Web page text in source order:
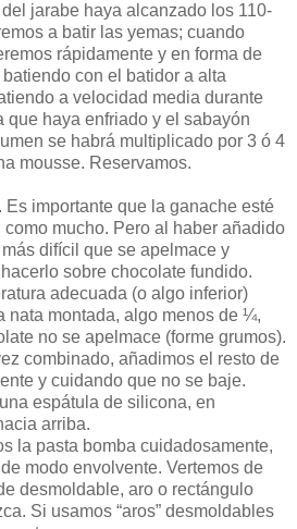
jarabe haya alcanzado los 110-
a batir las yemas; cuando
rápidamente y en forma de
con el batidor a alta
a velocidad media durante
que haya enfriado y el sabayón
se habrá multiplicado por 3 ó 4
mousse. Reservamos.
Es importante que la ganache esté
como mucho. Pero al haber añadido
difícil que se apelmace y
sobre chocolate fundido.
adecuada (o algo inferior)
nata montada, algo menos de ¼,
no se apelmace (forme grumos).
combinado, añadimos el resto de
y cuidando que no se baje.
espátula de silicona, en
arriba.
la pasta bomba cuidadosamente,
modo envolvente. Vertemos de
desmoldable, aro o rectángulo
Si usamos “aros” desmoldables